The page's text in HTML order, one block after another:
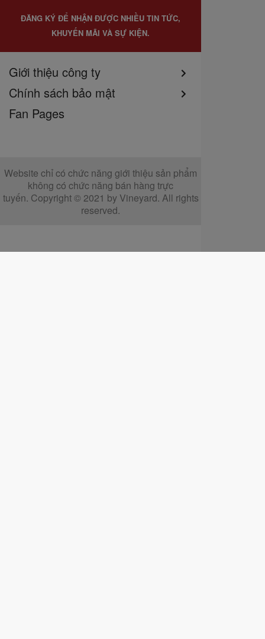
ĐĂNG KÝ ĐỂ NHẬN ĐƯỢC NHIỀU TIN TỨC,
KHUYẾN MÃI VÀ SỰ KIỆN.
Giới thiệu công ty
Chính sách bảo mật
Fan Pages
Website chỉ có chức năng giới thiệu sản phẩm
không có chức năng bán hàng trực
tuyến. Copyright © 2021 by Vineyard. All rights
reserved.